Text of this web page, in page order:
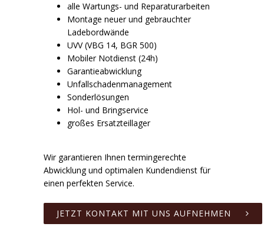
alle Wartungs- und Reparaturarbeiten
Montage neuer und gebrauchter
Ladebordwände
UVV (VBG 14, BGR 500)
Mobiler Notdienst (24h)
Garantieabwicklung
Unfallschadenmanagement
Sonderlösungen
Hol- und Bringservice
großes Ersatzteillager
Wir garantieren Ihnen termingerechte
Abwicklung und optimalen Kundendienst für
einen perfekten Service.
JETZT KONTAKT MIT UNS AUFNEHMEN